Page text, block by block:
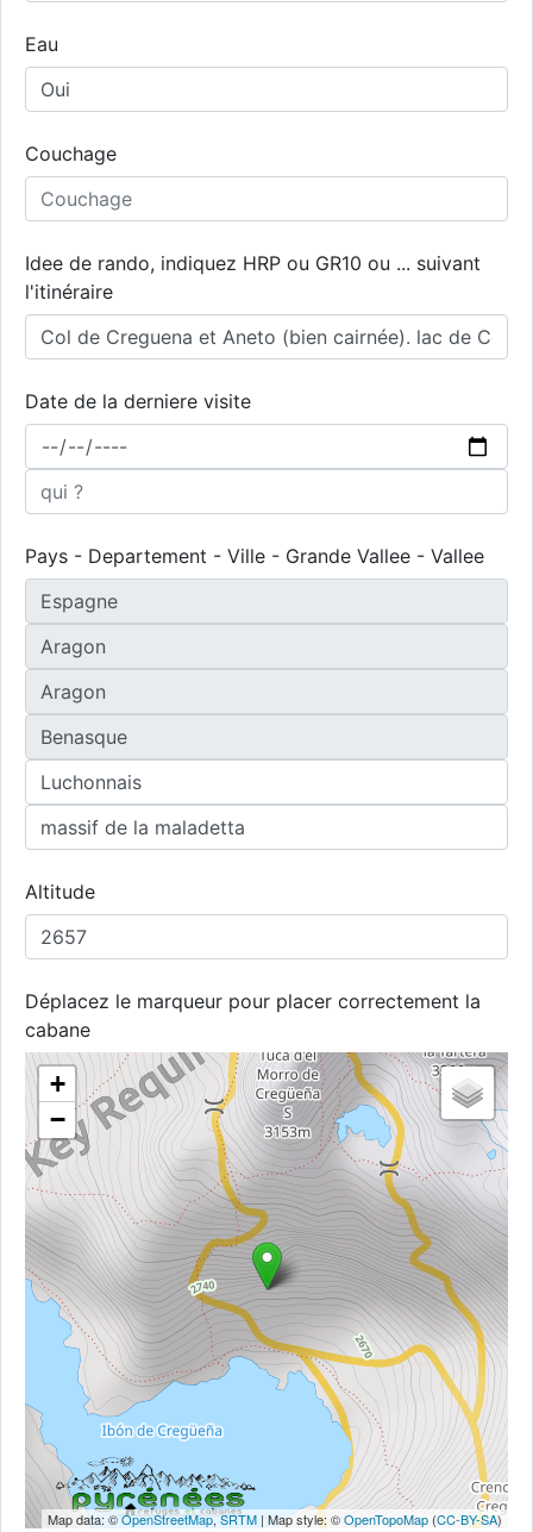
Eau
Couchage
Idee de rando, indiquez HRP ou GR10 ou ... suivant
l'itinéraire
Date de la derniere visite
Pays - Departement - Ville - Grande Vallee - Vallee
Altitude
Déplacez le marqueur pour placer correctement la
cabane
+
−
Map data: ©OpenStreetMap,SRTM | Map style: ©OpenTopoMap(CC-BY-SA)